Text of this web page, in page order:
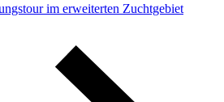
im erweiterten Zuchtgebiet